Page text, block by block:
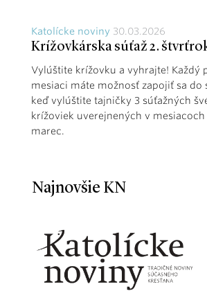
Katolícke noviny 30.03.2026
Krížovkárska súťaž 2.
Vylúštite krížovku a vyhrajte! Každý
mesiaci máte možnosť zapojiť sa do
keď vylúštite tajničky 3 súťažných
krížoviek uverejnených v
marec.
Najnovšie KN